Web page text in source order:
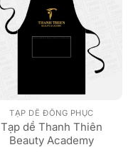
TẠP DỀ ĐỒNG PHỤC
Tạp dề Thanh Thiên
Beauty Academy